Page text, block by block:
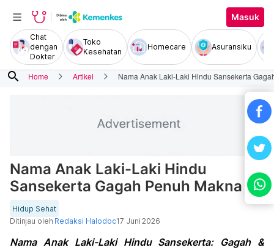
Masuk
Chat
dengan
Dokter
Toko
Kesehatan
Homecare Asuransiku
search Home Artikel Nama Anak Laki-Laki Hindu Sansekerta
Nama Anak Laki-Laki Hindu
Sansekerta Gagah Penuh Makna
Hidup Sehat
Ditinjau oleh Redaksi Halodoc17 Juni 2026
Nama Anak Laki-Laki Hindu Sansekerta: Gagah &